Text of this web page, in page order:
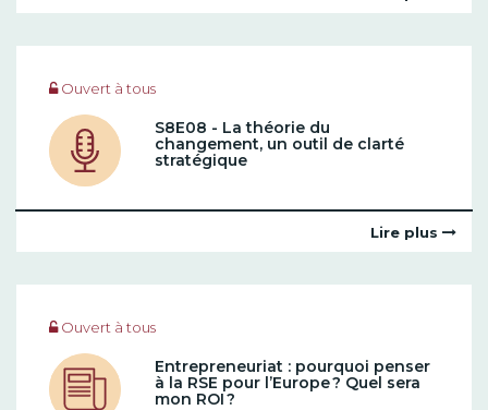
Ouvert à tous
S8E08 - La théorie du
changement, un outil de clarté
stratégique
Lire plus
Ouvert à tous
Entrepreneuriat : pourquoi penser
à la RSE pour l’Europe ? Quel sera
mon ROI ?